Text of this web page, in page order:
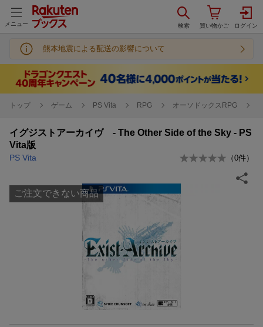
メニュー
熊本地震による配送の影響について
トップ ゲーム PS Vita RPG オーソドックスRPG
イグジストアーカイヴ - The Other Side of the Sky - PS
Vita版
PS Vita （0件）
ご注文できない商品